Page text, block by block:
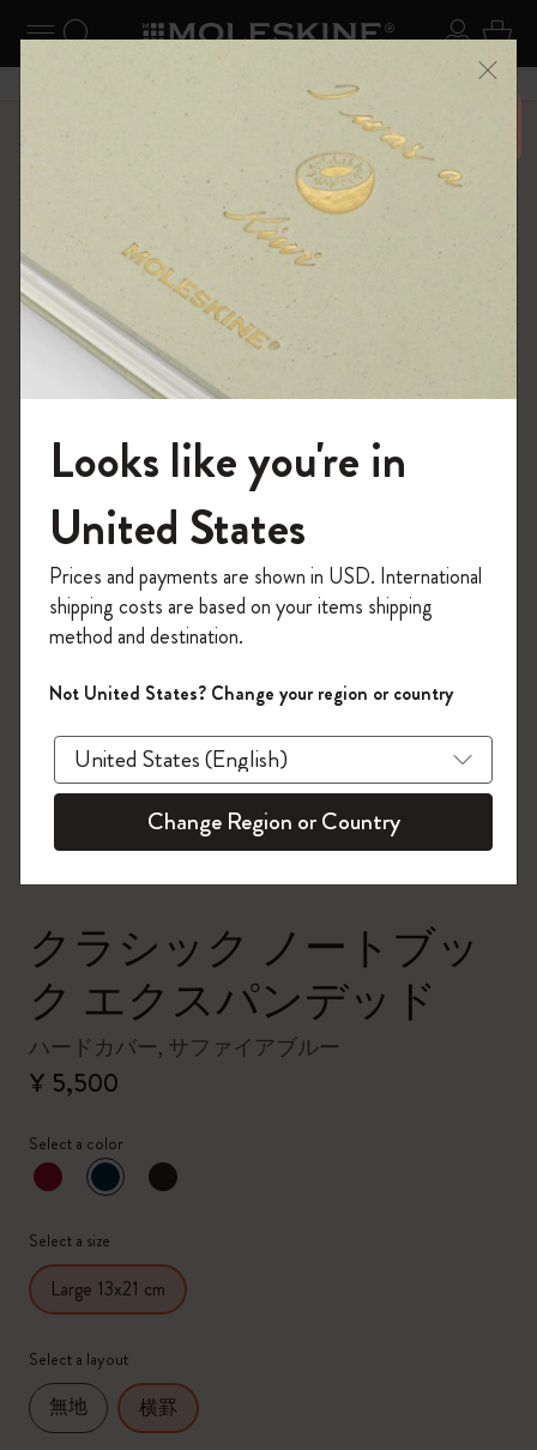
ナビゲーションの切替 ログ
検索 (キーワードなど) カ
6,500円以上のご購入で送料無料 メニ
ーを閉じる
ショップ The Original Notebook
クラシック ノートブッ
ク エクスパンデッド
ハードカバー, サファイアブルー
¥ 5,500
Select a color
選択済
*選択したカラー
Select a size
Large 13x21 cm
Select a layout
無地 横罫
モレスキンの世界へようこそ
「WELCOME10」を入力すると、初回注
文が10%オフ＋送料無料になります。セ
ール・アウトレット品は適用外。
Moleskineアカウントを作成して限定オフ
ァーや会員特典、さらに多くのインスピ
レーションを手に入れましょう。
今すぐ会員登録 !
Looks like you're in
United States
Prices and payments are shown in USD. International
shipping costs are based on your items shipping
method and destination.
Not United States? Change your region or country
Change Region or Country